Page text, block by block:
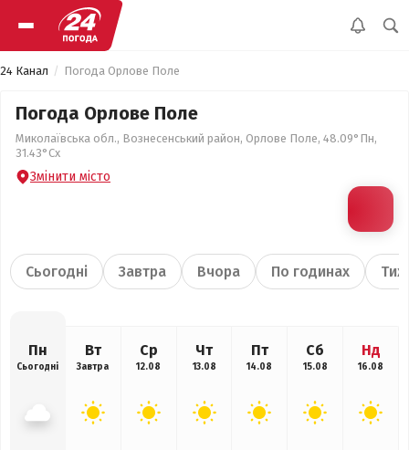
24 Канал Погода Орлове Поле
Погода Орлове Поле
Миколаївська обл., Вознесенський район, Орлове Поле, 48.09°Пн,
31.43°Сх
Змінити місто
Сьогодні Завтра Вчора По годинах
Пн
Сьогодні
Вт
Завтра
Ср
12.08
Чт
13.08
Пт
14.08
Сб
15.08
Нд
16.08